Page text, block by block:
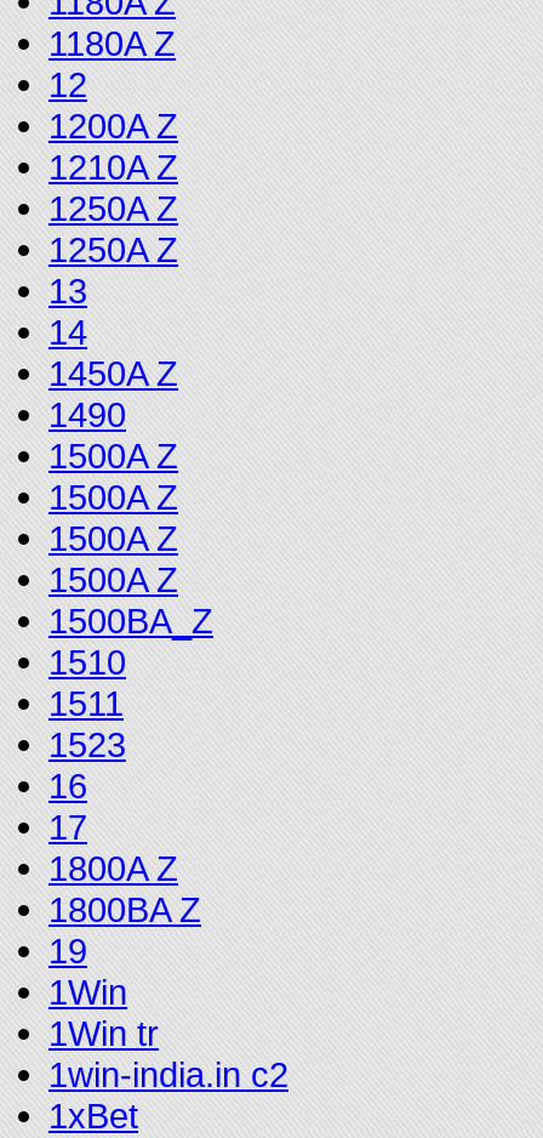
1180A Z
12
1200A Z
1210A Z
1250A Z
1250A Z
13
14
1450A Z
1490
1500A Z
1500A Z
1500A Z
1500A Z
1500BA_Z
1510
1511
1523
16
17
1800A Z
1800BA Z
19
1Win
1Win tr
1win-india.in c2
1xBet